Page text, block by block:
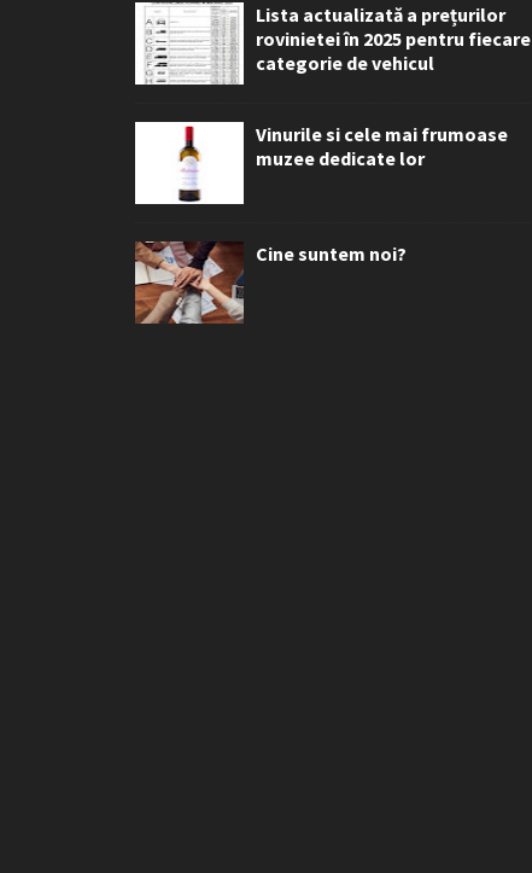
Lista actualizată a prețurilor
rovinietei în 2025 pentru fiecare
categorie de vehicul
Vinurile si cele mai frumoase
muzee dedicate lor
Cine suntem noi?